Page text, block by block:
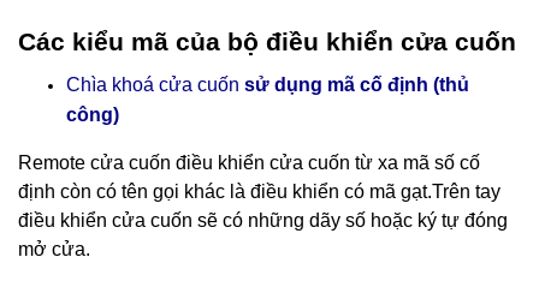
Các kiểu mã của bộ điều khiển cửa cuốn
Chìa khoá cửa cuốn sử dụng mã cố định (thủ
công)
Remote cửa cuốn điều khiển cửa cuốn từ xa mã số cố
định còn có tên gọi khác là điều khiển có mã gạt.Trên tay
điều khiển cửa cuốn sẽ có những dãy số hoặc ký tự đóng
mở cửa.